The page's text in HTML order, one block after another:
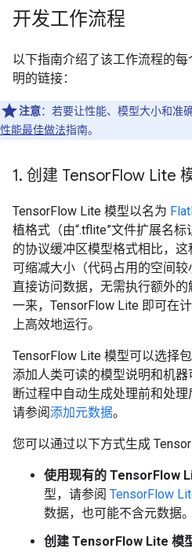
开发工作流程
以下指南介绍了该工作流程的
明的链接：
注意：若要让性能、模型大小和准
性能最佳做法指南。
1. 创建 TensorFlow Lite
TensorFlow Lite 模型以名为
植格式（由“.tflite”文件扩展名标
的协议缓冲区模型格式相比，
可缩减大小（代码占用的空间
直接访问数据，无需执行额外
一来，TensorFlow Lite 即可在
上高效地运行。
TensorFlow Lite 模型可以选择
添加人类可读的模型说明和机
断过程中自动生成处理前和处理
请参阅添加元数据。
您可以通过以下方式生成
使用现有的 TensorFlow
型，请参阅 TensorFlow
数据，也可能不含元数据。
创建 TensorFlow Lite 模